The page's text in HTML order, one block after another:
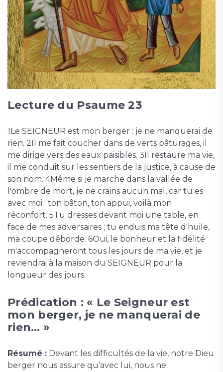
Lecture du Psaume 23
1Le SEIGNEUR est mon berger : je ne manquerai de
rien. 2Il me fait coucher dans de verts pâturages, il
me dirige vers des eaux paisibles. 3Il restaure ma vie,
il me conduit sur les sentiers de la justice, à cause de
son nom. 4Même si je marche dans la vallée de
l'ombre de mort, je ne crains aucun mal, car tu es
avec moi : ton bâton, ton appui, voilà mon
réconfort. 5Tu dresses devant moi une table, en
face de mes adversaires ; tu enduis ma tête d'huile,
ma coupe déborde. 6Oui, le bonheur et la fidélité
m'accompagneront tous les jours de ma vie, et je
reviendrai à la maison du SEIGNEUR pour la
longueur des jours.
Prédication : « Le Seigneur est
mon berger, je ne manquerai de
rien… »
Résumé : Devant les difficultés de la vie, notre Dieu
berger nous assure qu’avec lui, nous ne